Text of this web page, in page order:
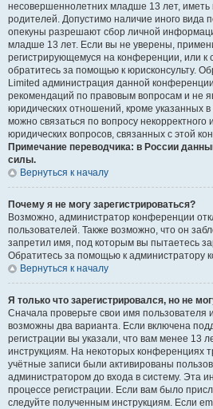
несовершеннолетних младше 13 лет, иметь
родителей. Допустимо наличие иного вида
опекуны разрешают сбор личной
младше 13 лет. Если вы не уверены,
регистрирующемуся на конференции, или к
обратитесь за помощью к юрисконсульту.
Limited администрация данной
рекомендаций по правовым вопросам и не
юридических отношений, кроме указанных
можно связаться по вопросу некорректного
юридических вопросов, связанных с этой
Примечание переводчика: в России
силы.
Вернуться к началу
Почему я не могу зарегистрироваться?
Возможно, администратор конференции
пользователей. Также возможно, что он
запретил имя, под которым вы пытаетесь
Обратитесь за помощью к администратору
Вернуться к началу
Я только что зарегистрировался, но не
Сначала проверьте свои имя пользователя
возможны два варианта. Если включена
регистрации вы указали, что вам менее 13
инструкциям. На некоторых конференциях
учётные записи были активированы
администратором до входа в систему. Эта
процессе регистрации. Если вам было
следуйте полученным инструкциям. Если